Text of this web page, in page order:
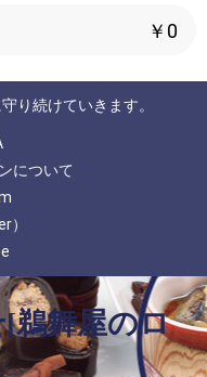
￥0
り続けていきます。
について
）
鵜舞屋のロ